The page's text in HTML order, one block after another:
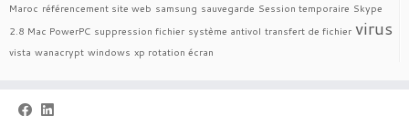
Maroc référencement site web samsung sauvegarde Session temporaire Skype
2.8 Mac PowerPC suppression fichier système antivol transfert de fichier virus
vista wanacrypt windows xp rotation écran